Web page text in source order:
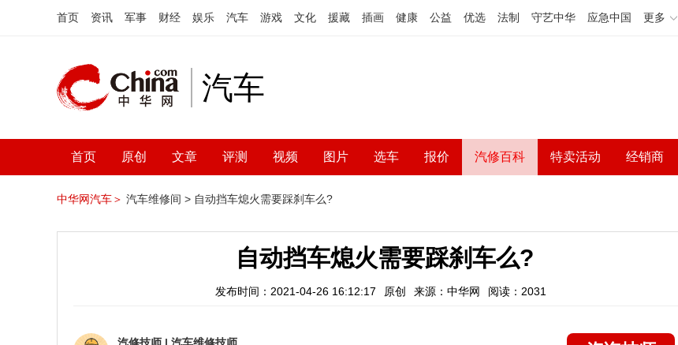
首页 资讯 军事 财经 娱乐 汽车 游戏 文化 援藏 插画 健康 公益 优选 法制 守艺中华 应急中国 更多
汽车
首页 原创 文章 评测 视频 图片 选车 报价 汽修百科 特卖活动 经销商
中华网汽车＞ 汽车维修间 > 自动挡车熄火需要踩刹车么?
自动挡车熄火需要踩刹车么?
发布时间：2021-04-26 16:12:17 原创 来源：中华网 阅读：2031